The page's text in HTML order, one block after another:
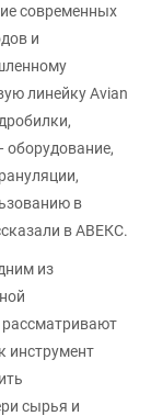
современных
и
линейку Avian
в
в АВЕКС.
из
инструмент
сырья и